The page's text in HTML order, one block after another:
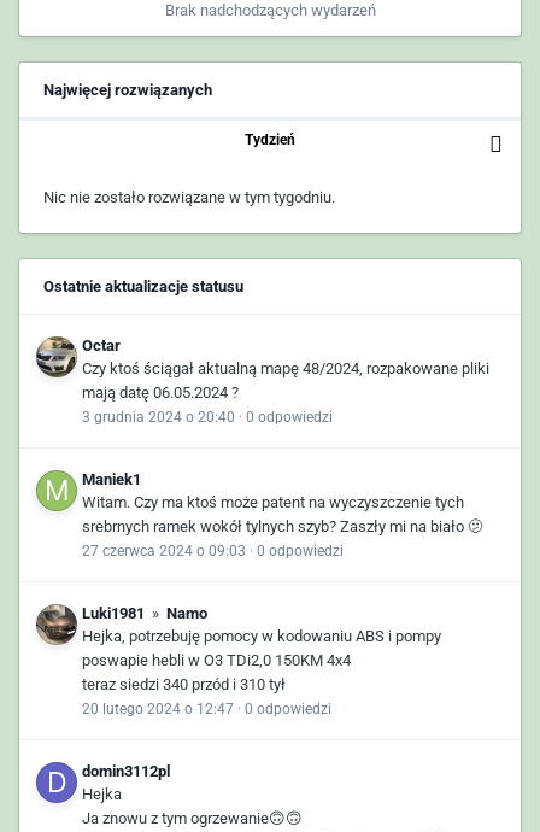
Brak nadchodzących wydarzeń
Najwięcej rozwiązanych
Tydzień
Nic nie zostało rozwiązane w tym tygodniu.
Ostatnie aktualizacje statusu
Octar
Czy ktoś ściągał aktualną mapę 48/2024, rozpakowane pliki
mają datę 06.05.2024 ?
3 grudnia 2024 o 20:40 · 0 odpowiedzi
Maniek1
Witam. Czy ma ktoś może patent na wyczyszczenie tych
srebrnych ramek wokół tylnych szyb? Zaszły mi na biało 🫤
27 czerwca 2024 o 09:03 · 0 odpowiedzi
Luki1981 » Namo
Hejka, potrzebuję pomocy w kodowaniu ABS i pompy
poswapie hebli w O3 TDi2,0 150KM 4x4
teraz siedzi 340 przód i 310 tył
20 lutego 2024 o 12:47 · 0 odpowiedzi
domin3112pl
Hejka
Ja znowu z tym ogrzewanie🙃🙃